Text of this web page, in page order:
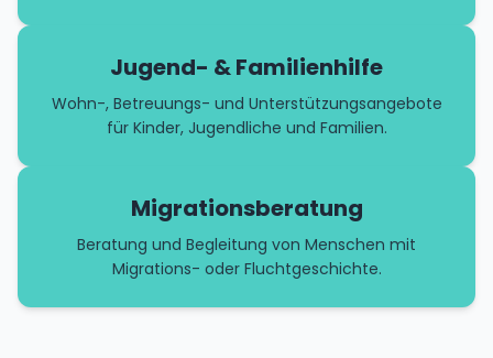
Jugend- & Familienhilfe
Wohn-, Betreuungs- und Unterstützungsangebote
für Kinder, Jugendliche und Familien.
Migrationsberatung
Beratung und Begleitung von Menschen mit
Migrations- oder Fluchtgeschichte.